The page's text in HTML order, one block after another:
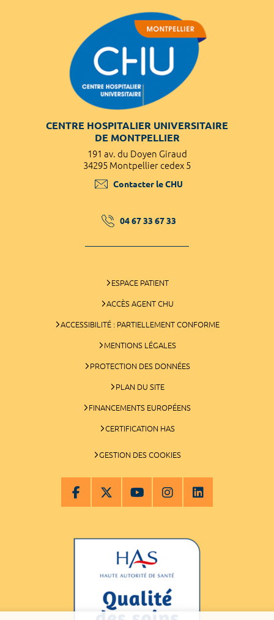
CENTRE HOSPITALIER UNIVERSITAIRE
DE MONTPELLIER
191 av. du Doyen Giraud
34295 Montpellier cedex 5
Contacter le CHU
04 67 33 67 33
ESPACE PATIENT
ACCÈS AGENT CHU
ACCESSIBILITÉ : PARTIELLEMENT CONFORME
MENTIONS LÉGALES
PROTECTION DES DONNÉES
PLAN DU SITE
FINANCEMENTS EUROPÉENS
CERTIFICATION HAS
GESTION DES COOKIES